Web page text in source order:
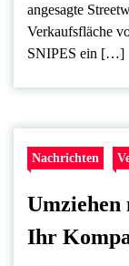
angesagte
Verkaufsfläche
SNIPES ein […]
Nachrichten
Ihr